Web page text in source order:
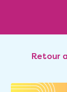
Retour